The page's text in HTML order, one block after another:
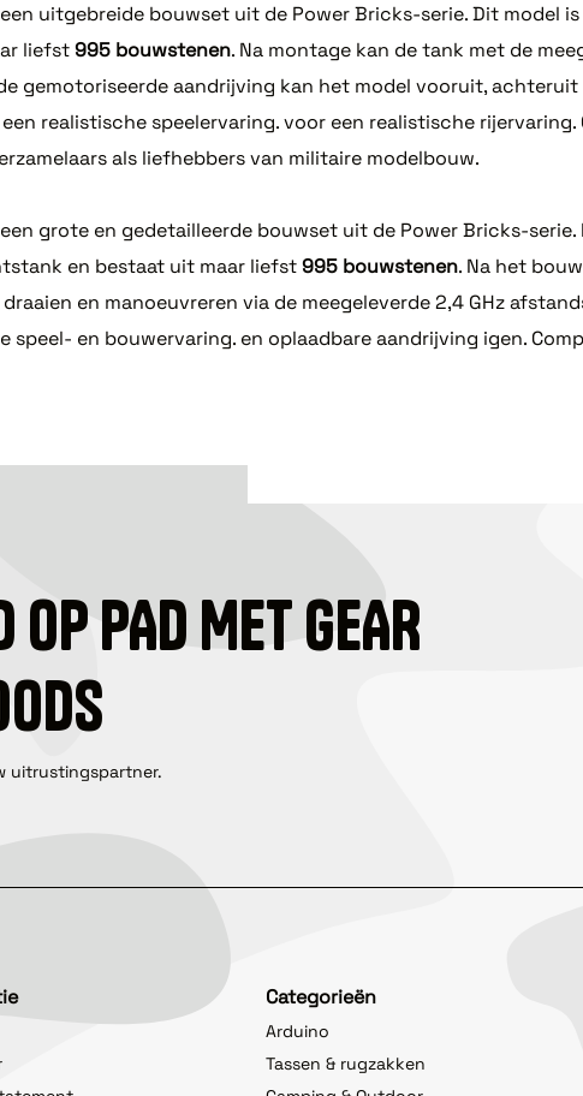
uitgebreide bouwset uit de Power Bricks-serie. Dit model
liefst995 bouwstenen. Na montage kan de tank met de
gemotoriseerde aandrijving kan het model vooruit, achteruit
realistische speelervaring. voor een realistische rijervaring.
als liefhebbers van militaire modelbouw.
grote en gedetailleerde bouwset uit de Power Bricks-serie.
en bestaat uit maar liefst995 bouwstenen. Na het
en manoeuvreren via de meegeleverde 2,4 GHz
en bouwervaring. en oplaadbare aandrijving igen.
OP PAD MET GEAR
uitrustingspartner.
Categorieën
Arduino
Tassen & rugzakken